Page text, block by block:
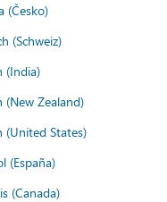
(Česko)
(Schweiz)
(India)
(New Zealand)
(United States)
(España)
(Canada)